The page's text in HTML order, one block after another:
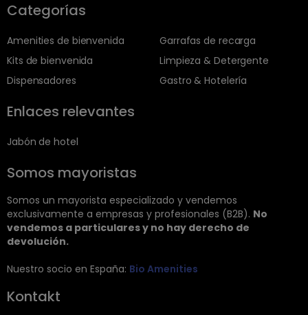
Categorías
Amenities de bienvenida
Kits de bienvenida
Dispensadores
Garrafas de recarga
Limpieza & Detergente
Gastro & Hotelería
Enlaces relevantes
Jabón de hotel
Somos mayoristas
Somos un mayorista especializado y vendemos
exclusivamente a empresas y profesionales (B2B). No
vendemos a particulares y no hay derecho de
devolución.
Nuestro socio en España: Bio Amenities
Kontakt